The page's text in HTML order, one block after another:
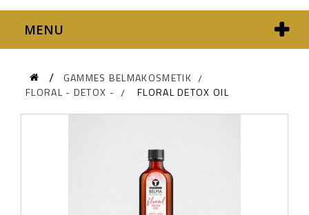
MENU
GAMMES BELMAKOSMETIK
FLORAL - DETOX -
FLORAL DETOX OIL